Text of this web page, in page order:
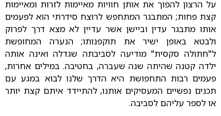
על הרצון להפוך את אותן חוויות מאיימות לזרות ומאיימות
קצת פחות; המתבגר המתחפש לרוצח סידרתי הוא לפעמים
אותו מתבגר עדין וביישן אשר עדיין לא מצא דרך לפרוק
ולבטא באופן ישיר את תוקפנותו; הנערה המחופשת
ל"חתולה סקסית" מודיעה לסביבתה שגדלה ואינה אותה
ילדה קטנה שהיתה שנה שעברה, בחטיבה. במילים אחרות,
פעמים רבות התחפושת היא הדרך שלנו לבוא במגע עם
תכנים נפשיים המעסיקים אותנו, להתיידד איתם קצת יותר
או לספר עליהם לסביבה.